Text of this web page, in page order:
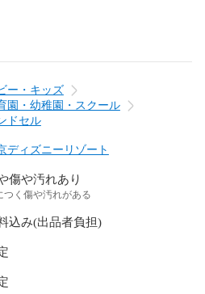
ー・キッズ
園・幼稚園・スクール
ドセル
ディズニーリゾート
傷や汚れあり
つく傷や汚れがある
込み(出品者負担)